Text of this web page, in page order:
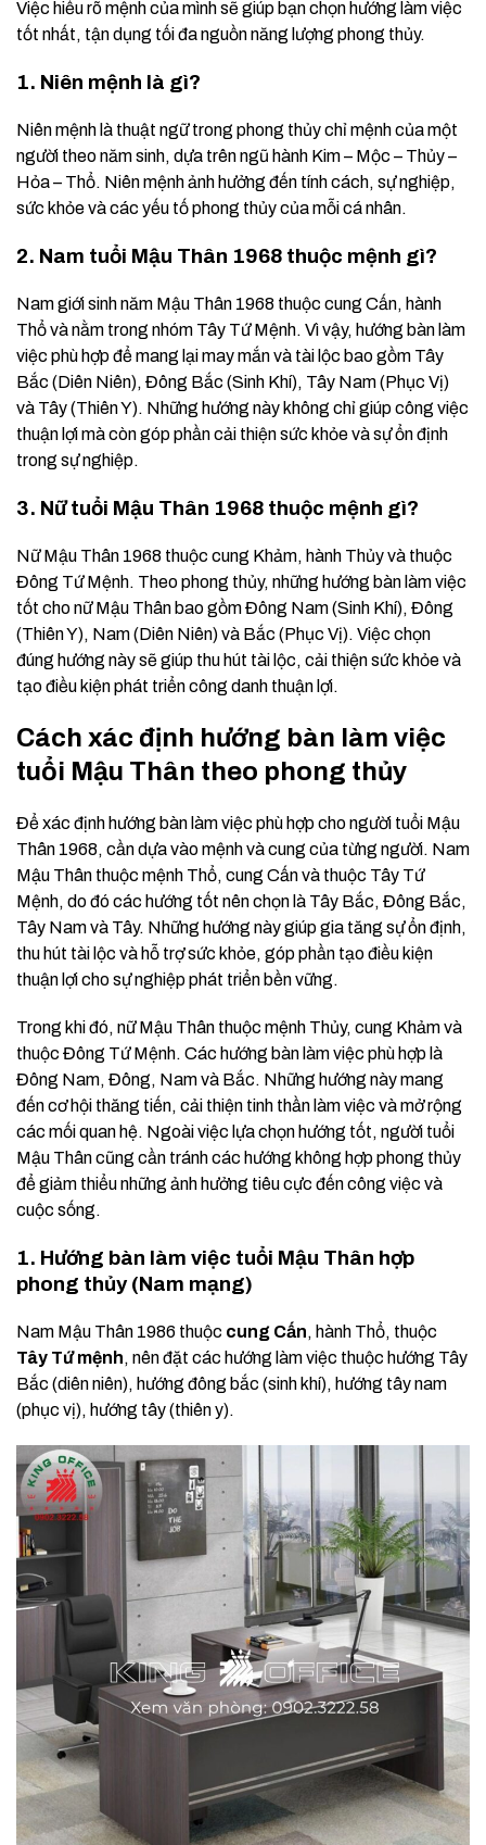
Việc hiểu rõ mệnh của mình sẽ giúp bạn chọn hướng làm việc
tốt nhất, tận dụng tối đa nguồn năng lượng phong thủy.
1. Niên mệnh là gì?
Niên mệnh là thuật ngữ trong phong thủy chỉ mệnh của một
người theo năm sinh, dựa trên ngũ hành Kim – Mộc – Thủy –
Hỏa – Thổ. Niên mệnh ảnh hưởng đến tính cách, sự nghiệp,
sức khỏe và các yếu tố phong thủy của mỗi cá nhân.
2. Nam tuổi Mậu Thân 1968 thuộc mệnh gì?
Nam giới sinh năm Mậu Thân 1968 thuộc cung Cấn, hành
Thổ và nằm trong nhóm Tây Tứ Mệnh. Vì vậy, hướng bàn làm
việc phù hợp để mang lại may mắn và tài lộc bao gồm Tây
Bắc (Diên Niên), Đông Bắc (Sinh Khí), Tây Nam (Phục Vị)
và Tây (Thiên Y). Những hướng này không chỉ giúp công việc
thuận lợi mà còn góp phần cải thiện sức khỏe và sự ổn định
trong sự nghiệp.
3. Nữ tuổi Mậu Thân 1968 thuộc mệnh gì?
Nữ Mậu Thân 1968 thuộc cung Khảm, hành Thủy và thuộc
Đông Tứ Mệnh. Theo phong thủy, những hướng bàn làm việc
tốt cho nữ Mậu Thân bao gồm Đông Nam (Sinh Khí), Đông
(Thiên Y), Nam (Diên Niên) và Bắc (Phục Vị). Việc chọn
đúng hướng này sẽ giúp thu hút tài lộc, cải thiện sức khỏe và
tạo điều kiện phát triển công danh thuận lợi.
Cách xác định hướng bàn làm việc
tuổi Mậu Thân theo phong thủy
Để xác định hướng bàn làm việc phù hợp cho người tuổi Mậu
Thân 1968, cần dựa vào mệnh và cung của từng người. Nam
Mậu Thân thuộc mệnh Thổ, cung Cấn và thuộc Tây Tứ
Mệnh, do đó các hướng tốt nên chọn là Tây Bắc, Đông Bắc,
Tây Nam và Tây. Những hướng này giúp gia tăng sự ổn định,
thu hút tài lộc và hỗ trợ sức khỏe, góp phần tạo điều kiện
thuận lợi cho sự nghiệp phát triển bền vững.
Trong khi đó, nữ Mậu Thân thuộc mệnh Thủy, cung Khảm và
thuộc Đông Tứ Mệnh. Các hướng bàn làm việc phù hợp là
Đông Nam, Đông, Nam và Bắc. Những hướng này mang
đến cơ hội thăng tiến, cải thiện tinh thần làm việc và mở rộng
các mối quan hệ. Ngoài việc lựa chọn hướng tốt, người tuổi
Mậu Thân cũng cần tránh các hướng không hợp phong thủy
để giảm thiểu những ảnh hưởng tiêu cực đến công việc và
cuộc sống.
1. Hướng bàn làm việc tuổi Mậu Thân hợp
phong thủy (Nam mạng)
Nam Mậu Thân 1986 thuộc cung Cấn, hành Thổ, thuộc
Tây Tứ mệnh, nên đặt các hướng làm việc thuộc hướng Tây
Bắc (diên niên), hướng đông bắc (sinh khí), hướng tây nam
(phục vị), hướng tây (thiên y).